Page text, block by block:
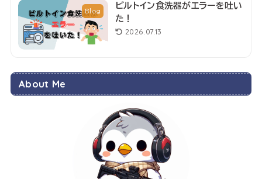
Blog
ビルトイン食洗器がエラーを吐い
た！
2026.07.13
About Me